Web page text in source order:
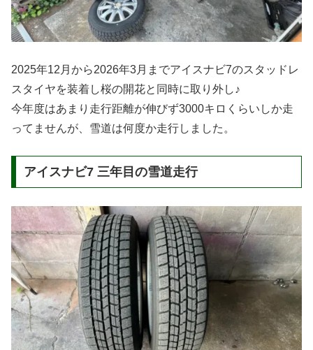
2025年12月から2026年3月までアイスナビ7のスタッドレ
スタイヤを装着し桜の開花と同時に取り外し♪
今年度はあまり走行距離が伸びず3000キロくらいしか走
ってませんが、雪道は何度か走行しました。
アイスナビ7 三年目の雪道走行